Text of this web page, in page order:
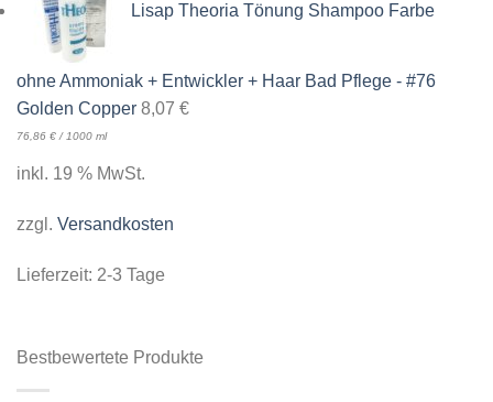
Lisap Theoria Tönung Shampoo Farbe
ohne Ammoniak + Entwickler + Haar Bad Pflege - #76
Golden Copper 8,07 €
76,86 € / 1000 ml
inkl. 19 % MwSt.
zzgl. Versandkosten
Lieferzeit: 2-3 Tage
Bestbewertete Produkte